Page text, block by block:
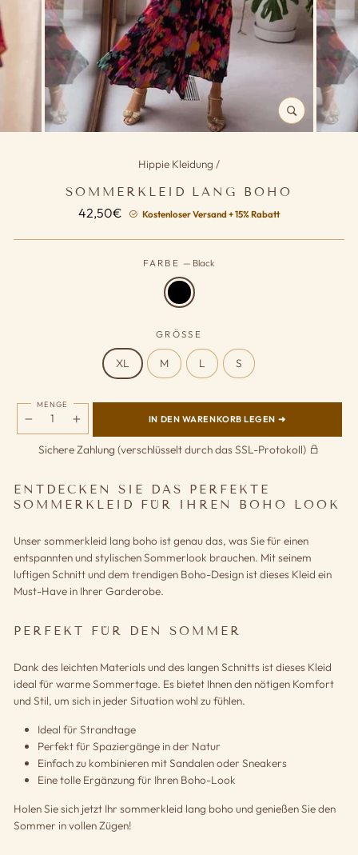
SCHLIESSEN (
ESC)
Hippie Kleidung /
SOMMERKLEID LANG BOHO
42,50€ Normaler
Kostenloser Versand + 15% Rabatt
FARBE — Black
GRÖSSE
XL M L S
MENGE
IN DEN WARENKORB LEGEN ➜
Sichere Zahlung (verschlüsselt durch das SSL-Protokoll)
ENTDECKEN SIE DAS PERFEKTE
SOMMERKLEID FÜR IHREN BOHO LOOK
Unser sommerkleid lang boho ist genau das, was Sie für einen
entspannten und stylischen Sommerlook brauchen. Mit seinem
luftigen Schnitt und dem trendigen Boho-Design ist dieses Kleid ein
Must-Have in Ihrer Garderobe.
PERFEKT FÜR DEN SOMMER
Dank des leichten Materials und des langen Schnitts ist dieses Kleid
ideal für warme Sommertage. Es bietet Ihnen den nötigen Komfort
und Stil, um sich in jeder Situation wohl zu fühlen.
Ideal für Strandtage
Perfekt für Spaziergänge in der Natur
Einfach zu kombinieren mit Sandalen oder Sneakers
Eine tolle Ergänzung für Ihren Boho-Look
Holen Sie sich jetzt Ihr sommerkleid lang boho und genießen Sie den
Sommer in vollen Zügen!